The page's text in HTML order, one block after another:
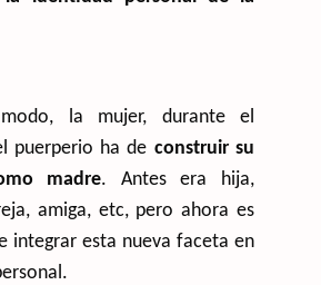
la mujer, durante el
puerperio ha de construir su
madre. Antes era hija,
amiga, etc, pero ahora es
integrar esta nueva faceta en